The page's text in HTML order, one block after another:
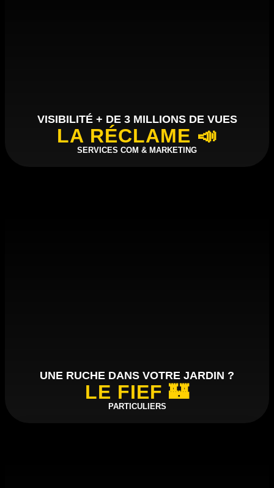
VISIBILITÉ + DE 3 MILLIONS DE VUES
LA RÉCLAME 📣
SERVICES COM & MARKETING
UNE RUCHE DANS VOTRE JARDIN ?
LE FIEF 🏰
PARTICULIERS